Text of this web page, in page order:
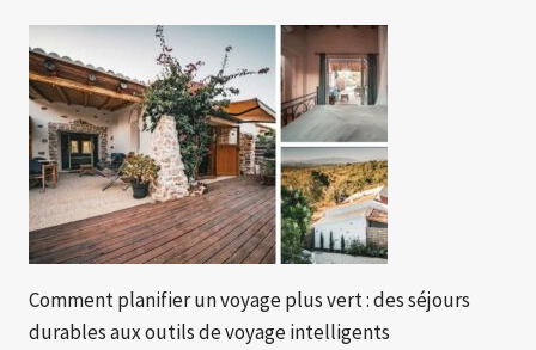
Comment planifier un voyage plus vert : des séjours
durables aux outils de voyage intelligents